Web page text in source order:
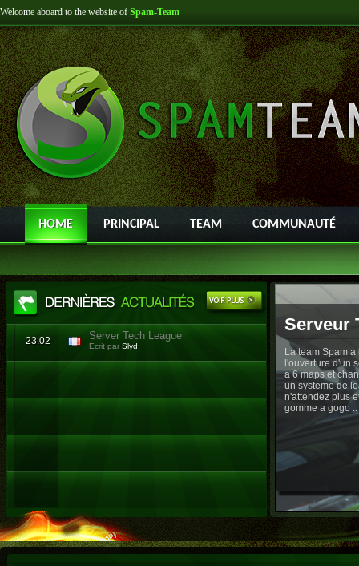
Welcome aboard to the website of Spam-Team
HOME PRINCIPAL TEAM COMMUNAUTÉ
23.02 Server Tech League
Ecrit par Slyd
Serveur
La team Spam
l'ouverture d'un
a 6 maps et
un systeme de
n'attendez plus
gomme a gogo ..